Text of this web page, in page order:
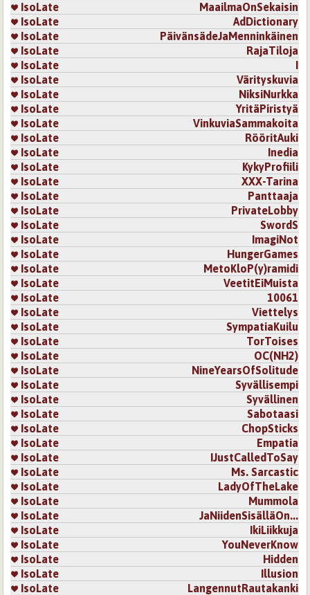
IsoLate
MaailmaOnSekaisin
IsoLate
AdDictionary
IsoLate
PäivänsädeJaMenninkäinen
IsoLate
RajaTiloja
IsoLate
I
IsoLate
Värityskuvia
IsoLate
NiksiNurkka
IsoLate
YritäPiristyä
IsoLate
VinkuviaSammakoita
IsoLate
RööritAuki
IsoLate
Inedia
IsoLate
KykyProfiili
IsoLate
XXX-Tarina
IsoLate
Panttaaja
IsoLate
PrivateLobby
IsoLate
SwordS
IsoLate
ImagiNot
IsoLate
HungerGames
IsoLate
MetoKloP(y)ramidi
IsoLate
VeetitEiMuista
IsoLate
10061
IsoLate
Viettelys
IsoLate
SympatiaKuilu
IsoLate
TorToises
IsoLate
OC(NH2)
IsoLate
NineYearsOfSolitude
IsoLate
Syvällisempi
IsoLate
Syvällinen
IsoLate
Sabotaasi
IsoLate
ChopSticks
IsoLate
Empatia
IsoLate
IJustCalledToSay
IsoLate
Ms. Sarcastic
IsoLate
LadyOfTheLake
IsoLate
Mummola
IsoLate
JaNiidenSisälläOn...
IsoLate
IkiLiikkuja
IsoLate
YouNeverKnow
IsoLate
Hidden
IsoLate
Illusion
IsoLate
LangennutRautakanki